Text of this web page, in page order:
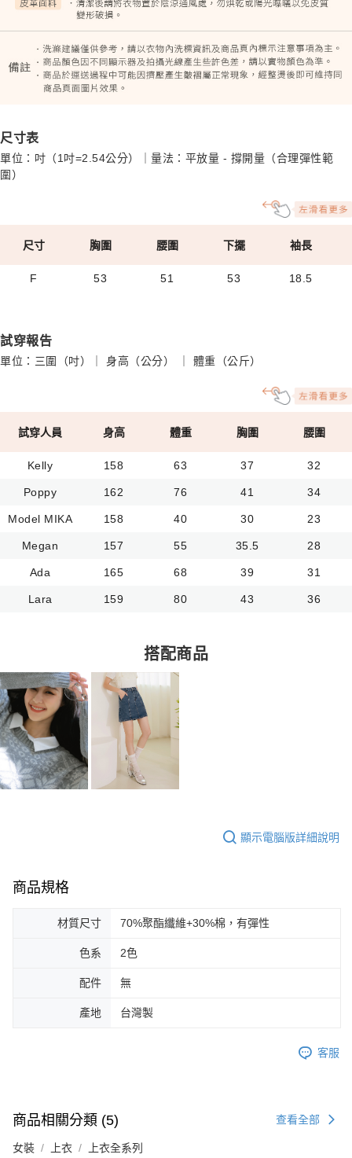
尺寸表
單位：吋（1吋=2.54公分）｜量法：平放量 - 撐開量（合理彈性範
圍）
尺寸 胸圍 腰圍 下擺 袖長
F 53 51 53 18.5
試穿報告
單位：三圍（吋）｜ 身高（公分） ｜ 體重（公斤）
試穿人員 身高 體重 胸圍 腰圍
Kelly 158 63 37 32
Poppy 162 76 41 34
Model MIKA 158 40 30 23
Megan 157 55 35.5 28
Ada 165 68 39 31
Lara 159 80 43 36
搭配商品
顯示電腦版詳細說明
商品規格
材質尺寸 70%聚酯纖維+30%棉，有彈性
色系 2色
配件 無
產地 台灣製
客服
商品相關分類 (5) 查看全部
女裝 上衣 上衣全系列